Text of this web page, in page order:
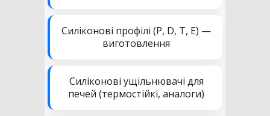
Силіконові профілі (P, D, T, E) —
виготовлення
Силіконові ущільнювачі для
печей (термостійкі, аналоги)